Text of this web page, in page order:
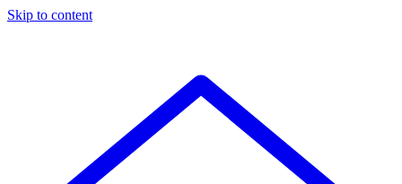
Skip to content